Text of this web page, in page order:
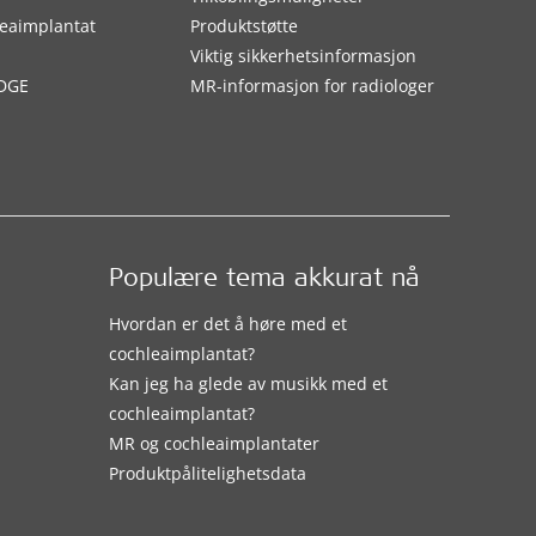
Produktstøtte
Viktig sikkerhetsinformasjon
MR-informasjon for radiologer
Populære tema akkurat nå
Hvordan er det å høre med et
cochleaimplantat?
Kan jeg ha glede av musikk med et
cochleaimplantat?
MR og cochleaimplantater
Produktpålitelighetsdata